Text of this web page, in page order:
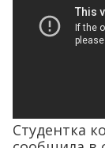
Студентка